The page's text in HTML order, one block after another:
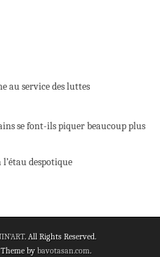
au service des luttes
se font-ils piquer beaucoup plus
l’étau despotique
. All Rights Reserved.
by bavotasan.com.